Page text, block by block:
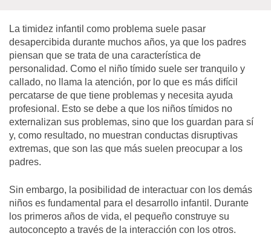
La timidez infantil como problema suele pasar
desapercibida durante muchos años, ya que los padres
piensan que se trata de una característica de
personalidad. Como el niño tímido suele ser tranquilo y
callado, no llama la atención, por lo que es más difícil
percatarse de que tiene problemas y necesita ayuda
profesional. Esto se debe a que los niños tímidos no
externalizan sus problemas, sino que los guardan para sí
y, como resultado, no muestran conductas disruptivas
extremas, que son las que más suelen preocupar a los
padres.
Sin embargo, la posibilidad de interactuar con los demás
niños es fundamental para el desarrollo infantil. Durante
los primeros años de vida, el pequeño construye su
autoconcepto a través de la interacción con los otros.